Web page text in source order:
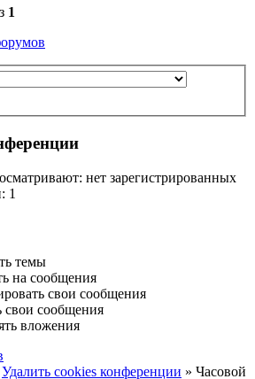
1
нет зарегистрированных
1
темы
на сообщения
свои сообщения
свои сообщения
вложения
Удалить cookies конференции » Часовой